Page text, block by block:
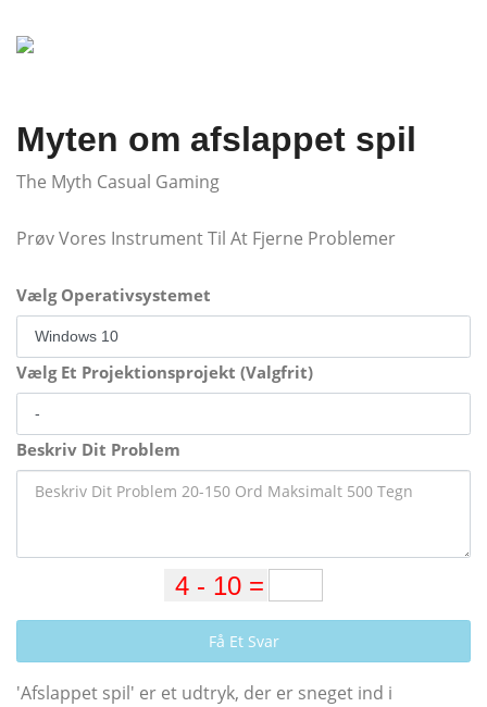
Myten om afslappet spil
The Myth Casual Gaming
Prøv Vores Instrument Til At Fjerne Problemer
Vælg Operativsystemet
Vælg Et Projektionsprojekt (Valgfrit)
Beskriv Dit Problem
Få Et Svar
'Afslappet spil' er et udtryk, der er sneget ind i